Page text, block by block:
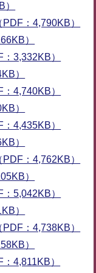
PDF：4,790KB）
）
3,332KB）
）
4,740KB）
）
4,435KB）
）
：4,762KB）
）
5,042KB）
）
：4,738KB）
）
4,811KB）